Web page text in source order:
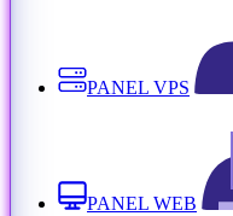
PANEL VPS
PANEL WEB